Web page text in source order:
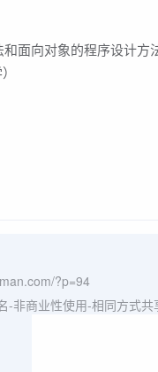
面向对象的程序设计
?p=94
-非商业性使用-相同方式